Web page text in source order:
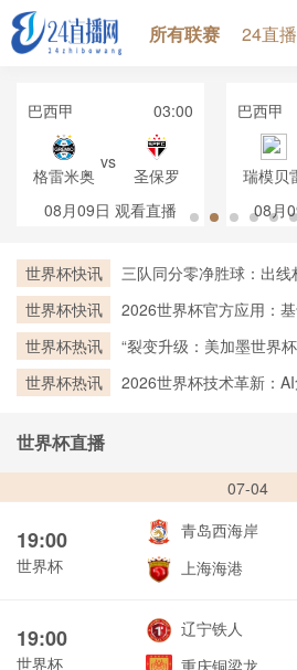
所有联赛 24直
巴西甲 03:00
格雷米奥
vs
圣保罗
08月09日 观看直播
巴西甲
瑞模贝
08月
世界杯快讯
三队同分零净胜球：出
世界杯快讯
2026世界杯官方应用：
世界杯热讯
“裂变升级：美加墨世界
世界杯热讯
2026世界杯技术革新：
世界杯直播
07-04
19:00
世界杯
青岛西海岸
上海海港
19:00
世界杯
辽宁铁人
重庆铜梁龙